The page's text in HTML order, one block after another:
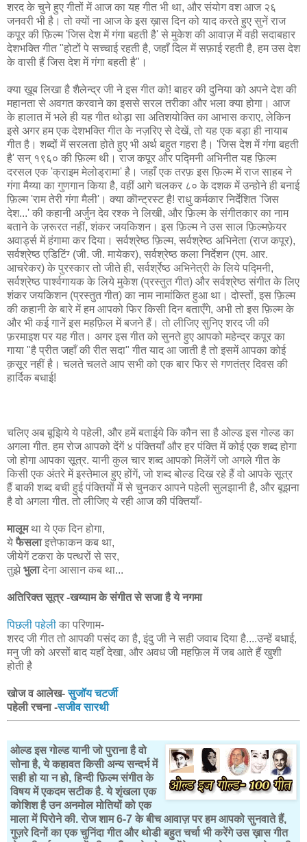
शरद के चुने हुए गीतों में आज का यह गीत भी था, और संयोग वश आज २६
जनवरी भी है। तो क्यों ना आज के इस ख़ास दिन को याद करते हुए सुनें राज
कपूर की फ़िल्म 'जिस देश में गंगा बहती है' से मुकेश की आवाज़ में वही सदाबहार
देशभक्ति गीत "होटों पे सच्चाई रहती है, जहाँ दिल में सफ़ाई रहती है, हम उस देश
के वासी हैं जिस देश में गंगा बहती है"।
क्या ख़ूब लिखा है शैलेन्द्र जी ने इस गीत को! बाहर की दुनिया को अपने देश की
महानता से अवगत करवाने का इससे सरल तरीका और भला क्या होगा। आज
के हालात में भले ही यह गीत थोड़ा सा अतिशयोक्ति का आभास कराए, लेकिन
इसे अगर हम एक देशभक्ति गीत के नज़रिए से देखें, तो यह एक बड़ा ही नायाब
गीत है। शब्दों में सरलता होते हुए भी अर्थ बहुत गहरा है। 'जिस देश में गंगा बहती
है' सन् १९६० की फ़िल्म थी। राज कपूर और पद्मिनी अभिनीत यह फ़िल्म
दरसल एक 'क्राइम मेलोड्रामा' है। जहाँ एक तरफ़ इस फ़िल्म में राज साहब ने
गंगा मैय्या का गुणगान किया है, वहीं आगे चलकर ८० के दशक में उन्होने ही बनाई
फ़िल्म 'राम तेरी गंगा मैली'। क्या कॊन्ट्रस्ट है! राधु कर्मकार निर्देशित 'जिस
देश...' की कहानी अर्जुन देव रश्क ने लिखी, और फ़िल्म के संगीतकार का नाम
बताने के ज़रूरत नहीं, शंकर जयकिशन। इस फ़िल्म ने उस साल फ़िल्मफ़ेयर
अवार्ड्स में हंगामा कर दिया। सर्वश्रेष्ठ फ़िल्म, सर्वश्रेष्ठ अभिनेता (राज कपूर),
सर्वश्रेष्ठ एडिटिंग्‍ (जी. जी. मायेकर), सर्वश्रेष्ठ कला निर्देशन (एम. आर.
आचरेकर) के पुरस्कार तो जीते ही, सर्वर्श्रेष्ठ अभिनेत्री के लिये पद्मिनी,
सर्वश्रेष्ठ पार्श्वगायक के लिये मुकेश (प्रस्तुत गीत) और सर्वश्रेष्ठ संगीत के लिए
शंकर जयकिशन (प्रस्तुत गीत) का नाम नामांकित हुआ था। दोस्तों, इस फ़िल्म
की कहानी के बारे में हम आपको फिर किसी दिन बताएँगे, अभी तो इस फ़िल्म के
और भी कई गानें इस महफ़िल में बजने हैं। तो लीजिए सुनिए शरद जी की
फ़रमाइश पर यह गीत। अगर इस गीत को सुनते हुए आपको महेन्द्र कपूर का
गाया "है प्रीत जहाँ की रीत सदा" गीत याद आ जाती है तो इसमें आपका कोई
क़सूर नहीं है। चलते चलते आप सभी को एक बार फिर से गणतंत्र दिवस की
हार्दिक बधाई!
चलिए अब बूझिये ये पहेली, और हमें बताईये कि कौन सा है ओल्ड इस गोल्ड का
अगला गीत. हम रोज आपको देंगें ४ पंक्तियाँ और हर पंक्ति में कोई एक शब्द होगा
जो होगा आपका सूत्र. यानी कुल चार शब्द आपको मिलेंगें जो अगले गीत के
किसी एक अंतरे में इस्तेमाल हुए होंगें, जो शब्द बोल्ड दिख रहे हैं वो आपके सूत्र
हैं बाकी शब्द बची हुई पंक्तियों में से चुनकर आपने पहेली सुलझानी है, और बूझना
है वो अगला गीत. तो लीजिए ये रही आज की पंक्तियाँ-
मालूमथा ये एक दिन होगा,
येफैसलाइत्तेफाकन कब था,
जीयेगें टकरा के पत्थरों से सर,
तुझेभुलादेना आसान कब था...
अतिरिक्त सूत्र -खय्याम के संगीत से सजा है ये नगमा
पिछली पहेली का परिणाम-
शरद जी गीत तो आपकी पसंद का है, इंदु जी ने सही जवाब दिया है....उन्हें बधाई,
मनु जी को अरसों बाद यहाँ देखा, और अवध जी महफ़िल में जब आते हैं खुशी
होती है
खोज व आलेख-सुजॉय चटर्जी
पहेली रचना -सजीव सारथी
ओल्ड इस गोल्ड यानी जो पुराना है वो
सोना है, ये कहावत किसी अन्य सन्दर्भ में
सही हो या न हो, हिन्दी फ़िल्म संगीत के
विषय में एकदम सटीक है. ये शृंखला एक
कोशिश है उन अनमोल मोतियों को एक
माला में पिरोने की. रोज शाम 6-7 के बीच आवाज़ पर हम आपको सुनवाते हैं,
गुज़रे दिनों का एक चुनिंदा गीत और थोडी बहुत चर्चा भी करेंगे उस ख़ास गीत